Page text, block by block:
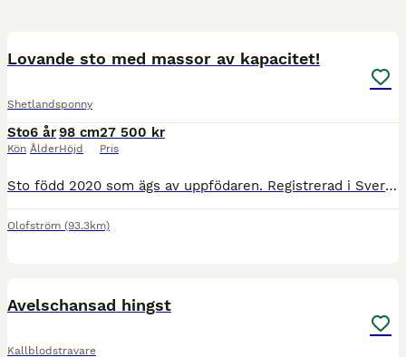
Lovande sto med massor av kapacitet!
Shetlandsponny
Sto
Kön
6 år
Ålder
98 cm
Höjd
27 500 kr
Pris
Sto född 2020 som ägs av uppfödaren. Registrerad i Sveriges Shetlandssällskap. Planen har varit avel för detta sto då hennes mamma gått i pension, men vi kan inte blunda för hennes otroliga kapacitet
Olofström (93.3km)
Avelschansad hingst
Kallblodstravare